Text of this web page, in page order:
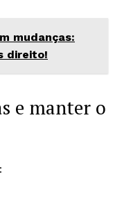
mudanças:
direito!
e manter o